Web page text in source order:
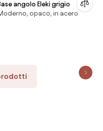
angolo Eleki grigio
opaco, in acero